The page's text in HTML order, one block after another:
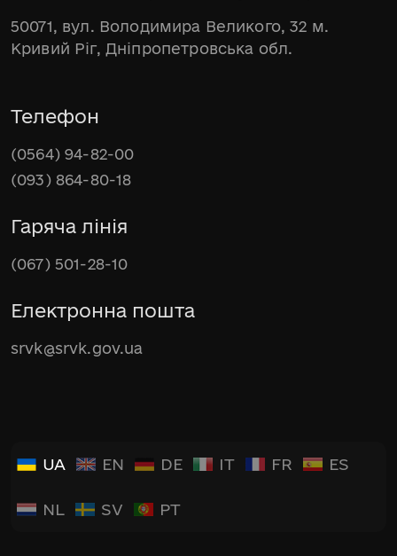
50071, вул. Володимира Великого, 32 м.
Кривий Ріг, Дніпропетровська обл.
Телефон
(0564) 94-82-00
(093) 864-80-18
Гаряча лінія
(067) 501-28-10
Електронна пошта
srvk@srvk.gov.ua
UA EN DE IT FR ES
NL SV PT